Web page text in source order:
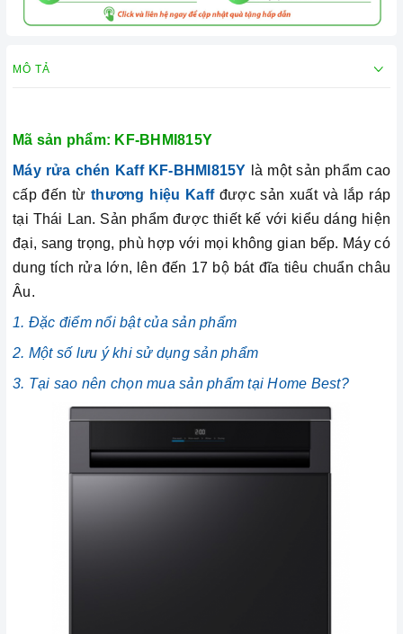
MÔ TẢ
Mã sản phẩm: KF-BHMI815Y
Máy rửa chén Kaff KF-BHMI815Y là một sản phẩm cao
cấp đến từthương hiệu Kaffđược sản xuất và lắp ráp
tại Thái Lan. Sản phẩm được thiết kế với kiểu dáng hiện
đại, sang trọng, phù hợp với mọi không gian bếp. Máy có
dung tích rửa lớn, lên đến 17 bộ bát đĩa tiêu chuẩn châu
Âu.
1. Đặc điểm nổi bật của sản phẩm
2. Một số lưu ý khi sử dụng sản phẩm
3. Tại sao nên chọn mua sản phẩm tại Home Best?